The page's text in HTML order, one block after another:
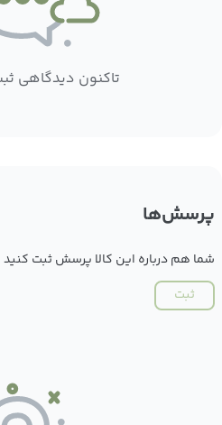
تاکنون دیدگاهی
پرسش‌ها
شما هم درباره این کالا پرسش ثبت کنید
ثبت